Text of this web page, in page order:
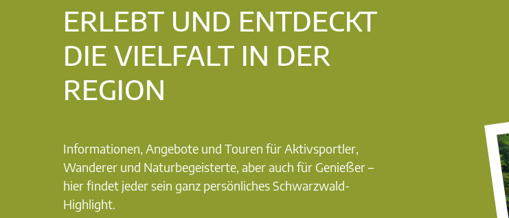
ERLEBT UND ENTDECKT
DIE VIELFALT IN DER
REGION
Informationen, Angebote und Touren für Aktivsportler,
Wanderer und Naturbegeisterte, aber auch für Genießer –
hier findet jeder sein ganz persönliches Schwarzwald-
Highlight.